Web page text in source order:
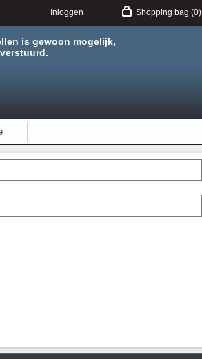
Shopping bag (0)
Inloggen
is gewoon mogelijk,